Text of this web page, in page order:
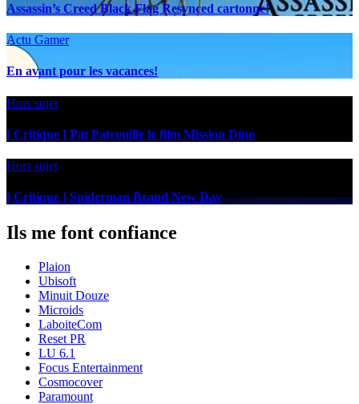
Assassin’s Creed Black Flag Resynced cartonne!
Actu Gamer
En avant pour les vacances!
Hors sujet
[ Critique ] Pat Patrouille le film Mission Dino
Hors sujet
[ Critique ] Spiderman Brand New Day
Ils me font confiance
Plaion
Ubisoft
Minuit Douze
Microids
LaboiteCom
Reset PR
LU 6.1
Focus Entertainment
Cosmocover
Paramount